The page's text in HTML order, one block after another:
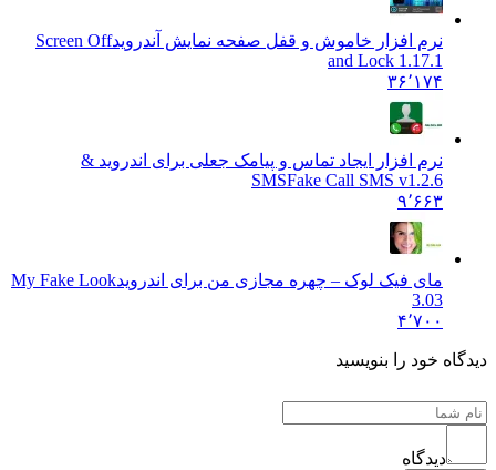
نرم افزار خاموش و قفل صفحه نمایش آندرویدScreen Off
and Lock 1.17.1
۳۶٬۱۷۴
نرم افزار ایجاد تماس و پیامک جعلی برای اندروید &
SMSFake Call SMS v1.2.6
۹٬۶۶۳
مای فیک لوک – چهره مجازی من برای اندرویدMy Fake Look
3.03
۴٬۷۰۰
دیدگاه خود را بنویسید
دیدگاه